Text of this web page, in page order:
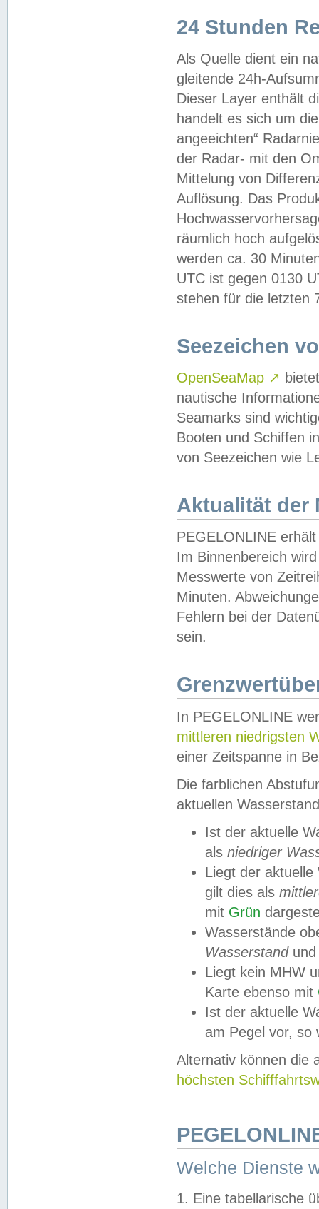
24 Stunden
Als Quelle dient ein
gleitende 24h-
Dieser Layer enthält
handelt es sich um
angeeichten“
der Radar- mit den
Mittelung von
Auflösung. Das
räumlich hoch
werden ca. 30
UTC ist gegen 0130
stehen für die letzten
Seezeichen
OpenSeaMap ↗
nautische
Seamarks sind
Booten und Schiffen
von Seezeichen wie
Aktualität der
PEGELONLINE
Im Binnenbereich
Messwerte von
Minuten.
Fehlern bei der
sein.
In PEGELONLINE
mittleren niedrigsten
einer Zeitspanne in
Die farblichen
aktuellen
Ist der aktuelle
als niedriger
Liegt der
gilt dies als
mit Grün
Wasserstände
Wasserstandund
Liegt kein MHW
Karte ebenso mit
Ist der aktuelle
am Pegel vor,
Alternativ können die
höchsten
Welche Dienste
1. Eine tabellarische